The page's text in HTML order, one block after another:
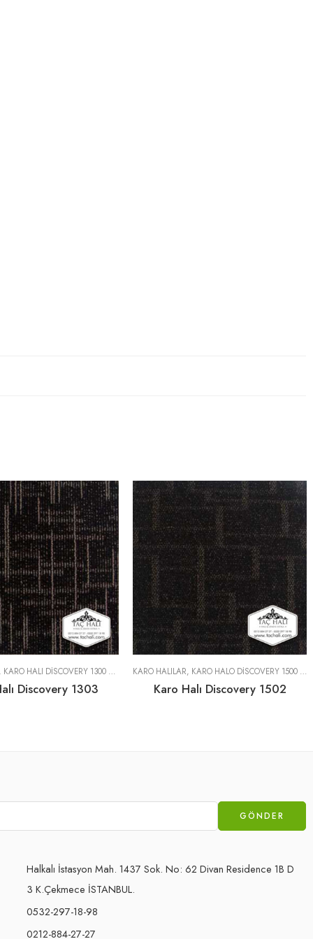
KARO HALI DISCOVERY 1300 SERISI
Discovery 1303
KARO HALILAR, KARO HALO DISCOVERY 1500 SERISI
Karo Halı Discovery 1502
Halkalı İstasyon Mah. 1437 Sok. No: 62 Divan Residence 1B D
3 K.Çekmece İSTANBUL.
0532-297-18-98
0212-884-27-27